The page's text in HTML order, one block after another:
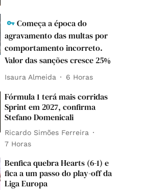
Começa a época do
agravamento das multas por
comportamento incorreto.
Valor das sanções cresce 25%
Isaura Almeida 6 Horas
Fórmula 1 terá mais corridas
Sprint em 2027, confirma
Stefano Domenicali
Ricardo Simões Ferreira
7 Horas
Benfica quebra Hearts (6-1) e
fica a um passo do play-off da
Liga Europa